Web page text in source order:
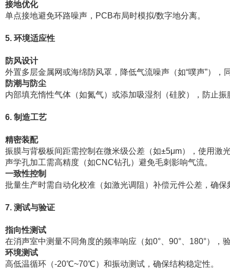
接地优化
单点接地避免环路噪声，PCB布局时模拟/数字地分离。
5. 环境适应性
防风设计
外置多层金属网或海绵防风罩，降低气流噪声（如“噗声”），
防潮与防尘
内部填充惰性气体（如氮气）或添加吸湿剂（硅胶），防止振
6. 制造工艺
精密装配
振膜与背极板间距需控制在微米级公差（如±5μm），使用激
声学孔加工需高精度（如CNC钻孔）避免毛刺影响气流。
一致性控制
批量生产时需自动化校准（如激光调阻）补偿元件公差，确保
7. 测试与验证
指向性测试
在消声室中测量不同角度的频率响应（如0°、90°、180°），
环境测试
高低温循环（-20℃~70℃）和振动测试，确保结构稳定性。